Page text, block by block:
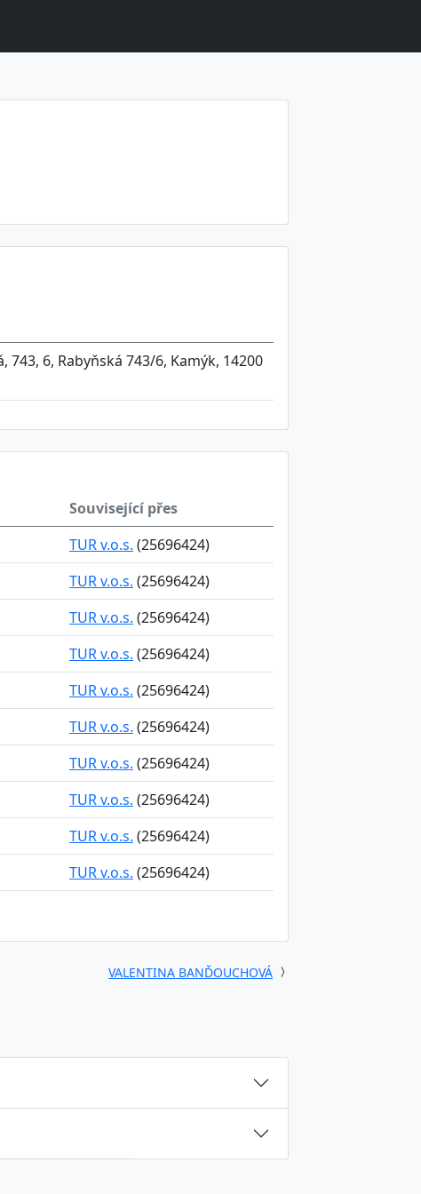
743, 6, Rabyňská 743/6, Kamýk, 14200
Související přes
TUR v.o.s. (25696424)
TUR v.o.s. (25696424)
TUR v.o.s. (25696424)
TUR v.o.s. (25696424)
TUR v.o.s. (25696424)
TUR v.o.s. (25696424)
TUR v.o.s. (25696424)
TUR v.o.s. (25696424)
TUR v.o.s. (25696424)
TUR v.o.s. (25696424)
VALENTINA BANĎOUCHOVÁ